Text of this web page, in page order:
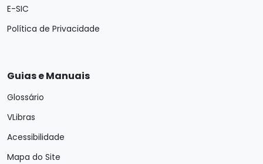
E-SIC
Política de Privacidade
Guias e Manuais
Glossário
VLibras
Acessibilidade
Mapa do Site